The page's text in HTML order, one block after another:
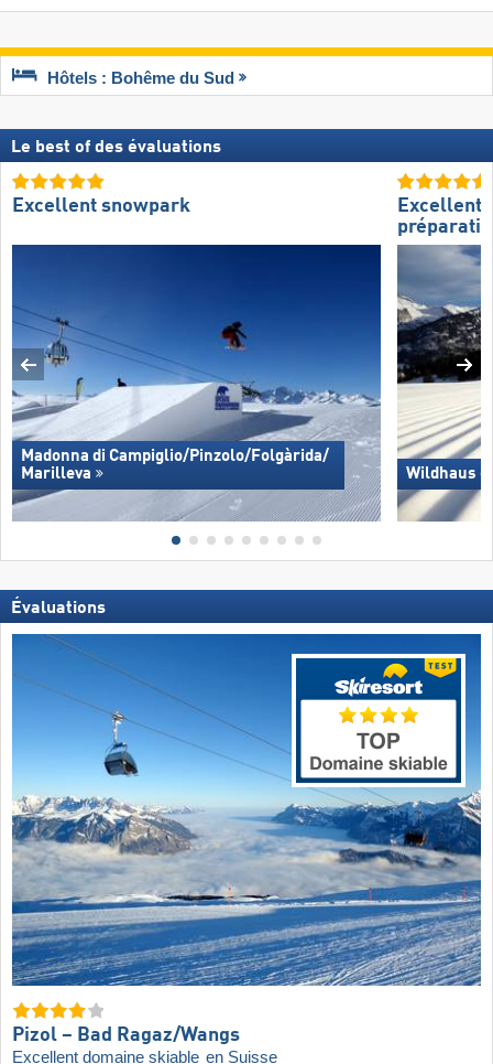
Hôtels : Bohême du Sud
Le best of des évaluations
Excellent snowpark
Madonna di Campiglio/​Pinzolo/​Folgàrida/​
Marilleva
Excellente
Wildhaus –
Évaluations
Pizol – Bad Ragaz/​Wangs
Excellent domaine skiable en Suisse